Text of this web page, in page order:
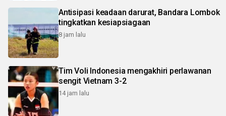
Antisipasi keadaan darurat, Bandara Lombok
tingkatkan kesiapsiagaan
8 jam lalu
Tim Voli Indonesia mengakhiri perlawanan
sengit Vietnam 3-2
14 jam lalu